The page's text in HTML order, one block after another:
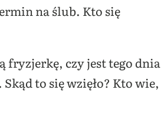
na ślub. Kto się
fryzjerkę, czy jest tego dnia
to się wzięło? Kto wie,